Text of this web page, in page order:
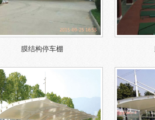
膜结构停车棚